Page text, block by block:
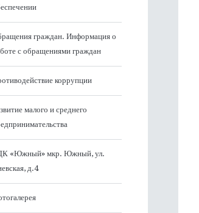
граждан. Информация о
с обращениями граждан
коррупции
малого и среднего
«Южный» мкр. Южный, ул.
д.4